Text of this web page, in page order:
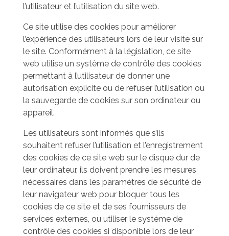
l’utilisateur et l’utilisation du site web.
Ce site utilise des cookies pour améliorer
l’expérience des utilisateurs lors de leur visite sur
le site. Conformément à la législation, ce site
web utilise un système de contrôle des cookies
permettant à l’utilisateur de donner une
autorisation explicite ou de refuser l’utilisation ou
la sauvegarde de cookies sur son ordinateur ou
appareil.
Les utilisateurs sont informés que s’ils
souhaitent refuser l’utilisation et l’enregistrement
des cookies de ce site web sur le disque dur de
leur ordinateur, ils doivent prendre les mesures
nécessaires dans les paramètres de sécurité de
leur navigateur web pour bloquer tous les
cookies de ce site et de ses fournisseurs de
services externes, ou utiliser le système de
contrôle des cookies si disponible lors de leur